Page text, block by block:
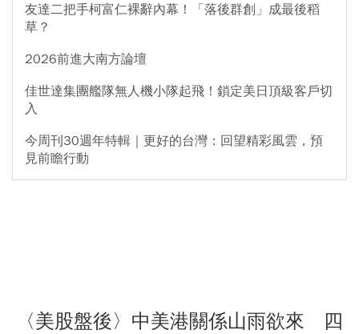
友達二把手柯富仁裸辭內幕！「落後群創」成最後稻
草？
2026前進大南方論壇
佳世達集團艦隊無人機小隊起飛！鎖定美日頂級客戶切
入
今周刊30週年特輯｜更好的台灣：回望精彩風雲，預
見前瞻行動
〈美股盤後〉中美港關係山雨欲來 四